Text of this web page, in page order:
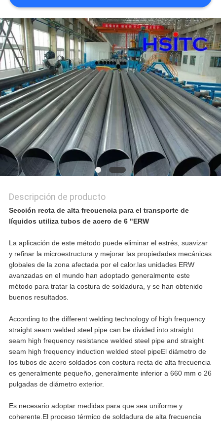
UNA CITA
MAPA
DEL
SITIO
POLÍTICA
DE
PRIVACIDAD
Descripción de producto
Sección recta de alta frecuencia para el transporte de
líquidos utiliza tubos de acero de 6 "ERW
La aplicación de este método puede eliminar el estrés, suavizar
y refinar la microestructura y mejorar las propiedades mecánicas
globales de la zona afectada por el calor.las unidades ERW
avanzadas en el mundo han adoptado generalmente este
método para tratar la costura de soldadura, y se han obtenido
buenos resultados.
According to the different welding technology of high frequency
straight seam welded steel pipe can be divided into straight
seam high frequency resistance welded steel pipe and straight
seam high frequency induction welded steel pipeEl diámetro de
los tubos de acero soldados con costura recta de alta frecuencia
es generalmente pequeño, generalmente inferior a 660 mm o 26
pulgadas de diámetro exterior.
Es necesario adoptar medidas para que sea uniforme y
coherente.El proceso térmico de soldadura de alta frecuencia